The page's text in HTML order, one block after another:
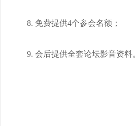
8. 免费提供4个参会名额；
9. 会后提供全套论坛影音资料。